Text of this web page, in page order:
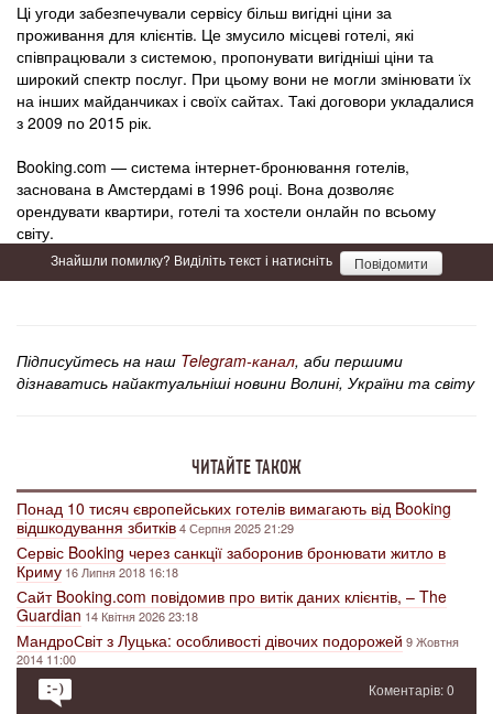
Ці угоди забезпечували сервісу більш вигідні ціни за
проживання для клієнтів. Це змусило місцеві готелі, які
співпрацювали з системою, пропонувати вигідніші ціни та
широкий спектр послуг. При цьому вони не могли змінювати їх
на інших майданчиках і своїх сайтах. Такі договори укладалися
з 2009 по 2015 рік.
Booking.com — система інтернет-бронювання готелів,
заснована в Амстердамі в 1996 році. Вона дозволяє
орендувати квартири, готелі та хостели онлайн по всьому
світу.
Знайшли помилку? Виділіть текст і натисніть Повідомити
Підписуйтесь на наш Telegram-канал, аби першими
дізнаватись найактуальніші новини Волині, України та світу
ЧИТАЙТЕ ТАКОЖ
Понад 10 тисяч європейських готелів вимагають від Booking
відшкодування збитків4 Серпня 2025 21:29
Сервіс Booking через санкції заборонив бронювати житло в
Криму 16 Липня 2018 16:18
Сайт Booking.com повідомив про витік даних клієнтів, – The
Guardian 14 Квітня 2026 23:18
МандроСвіт з Луцька: особливості дівочих подорожей 9 Жовтня
2014 11:00
Коментарів: 0